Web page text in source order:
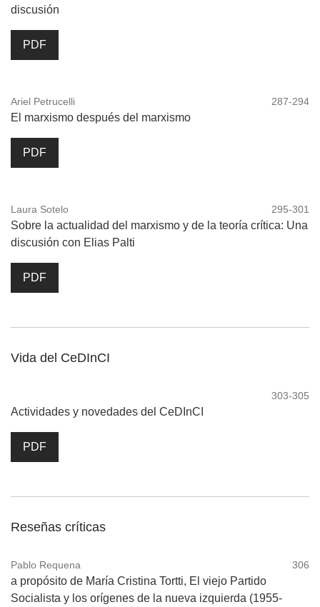
discusión
PDF
Ariel Petrucelli 287-294
El marxismo después del marxismo
PDF
Laura Sotelo 295-301
Sobre la actualidad del marxismo y de la teoría crítica: Una
discusión con Elias Palti
PDF
Vida del CeDInCI
303-305
Actividades y novedades del CeDInCI
PDF
Reseñas críticas
Pablo Requena 306
a propósito de María Cristina Tortti, El viejo Partido
Socialista y los orígenes de la nueva izquierda (1955-